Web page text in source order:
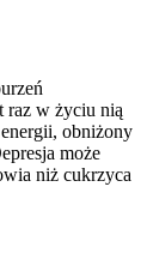
raz w życiu nią
obniżony
może
niż cukrzyca